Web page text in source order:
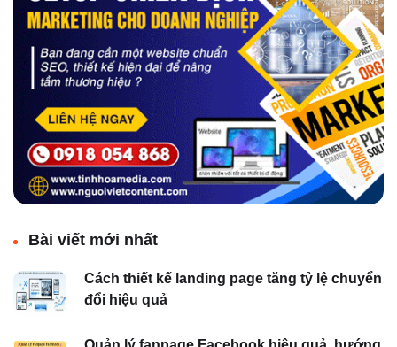
Bài viết mới nhất
Cách thiết kế landing page tăng tỷ lệ chuyển
đổi hiệu quả